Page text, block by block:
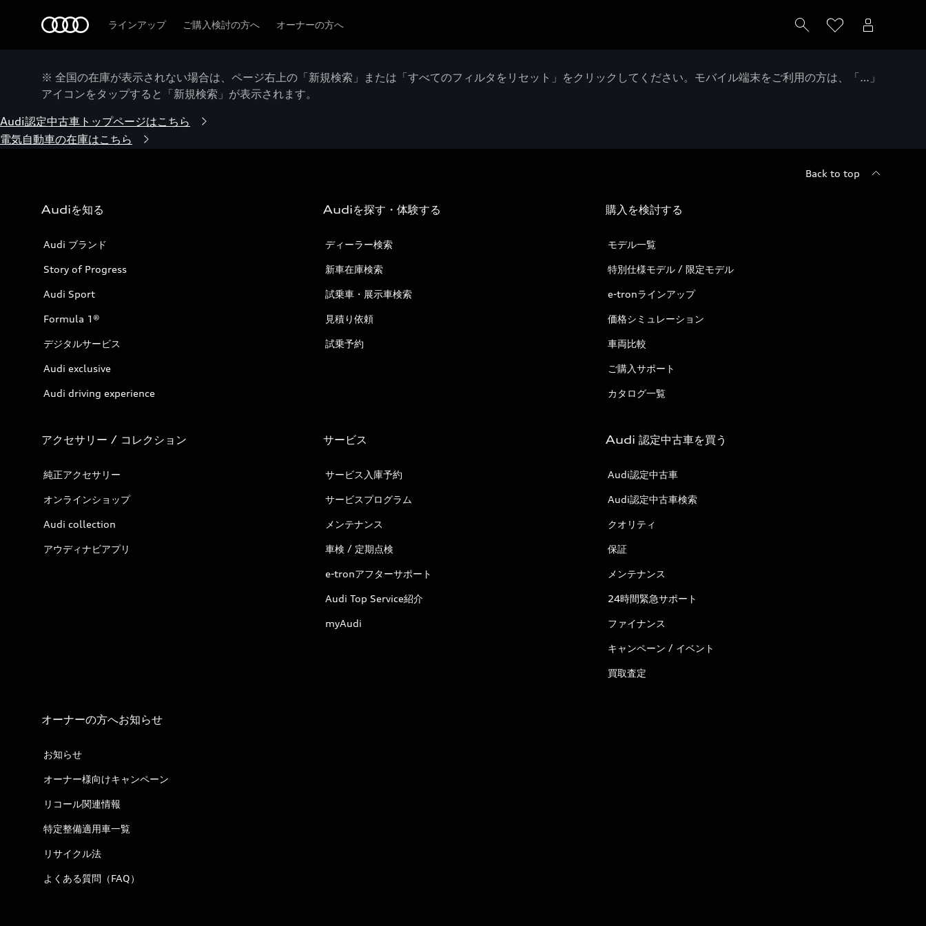
ラインアップ ご購入検討の方へ オーナーの方へ
※ 全国の在庫が表示されない場合は、ページ右上の「新規検索」または「すべてのフィルタをリセット」をクリックしてください。モバイル端末をご利用の方は、「…」
アイコンをタップすると「新規検索」が表示されます。
Audi認定中古車トップページはこちら
電気自動車の在庫はこちら
Back to top
Audiを知る
Audi ブランド
Story of Progress
Audi Sport
Formula 1®
デジタルサービス
Audi exclusive
Audi driving experience
Audiを探す・体験する
ディーラー検索
新車在庫検索
試乗車・展示車検索
見積り依頼
試乗予約
購入を検討する
モデル一覧
特別仕様モデル / 限定モデル
e-tronラインアップ
価格シミュレーション
車両比較
ご購入サポート
カタログ一覧
アクセサリー / コレクション
純正アクセサリー
オンラインショップ
Audi collection
アウディナビアプリ
サービス
サービス入庫予約
サービスプログラム
メンテナンス
車検 / 定期点検
e-tronアフターサポート
Audi Top Service紹介
myAudi
Audi 認定中古車を買う
Audi認定中古車
Audi認定中古車検索
クオリティ
保証
メンテナンス
24時間緊急サポート
ファイナンス
キャンペーン / イベント
買取査定
オーナーの方へお知らせ
お知らせ
オーナー様向けキャンペーン
リコール関連情報
特定整備適用車一覧
リサイクル法
よくある質問（FAQ）